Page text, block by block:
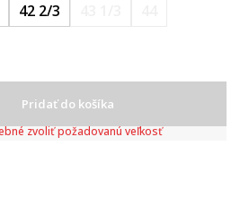
42 2/3
Pridať do košíka
zvoliť požadovanú veľkosť